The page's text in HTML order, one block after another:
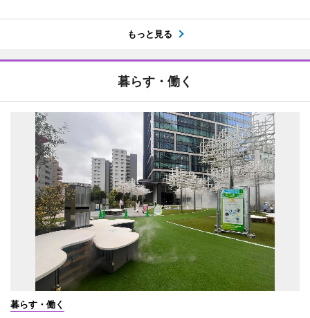
もっと見る
暮らす・働く
暮らす・働く